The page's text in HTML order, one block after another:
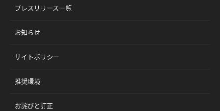
プレスリリース一覧
お知らせ
サイトポリシー
推奨環境
お詫びと訂正